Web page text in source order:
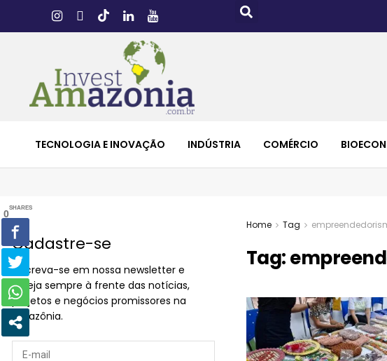
TECNOLOGIA E INOVAÇÃO INDÚSTRIA COMÉRCIO
Home Tag
Tag:
Cadastre-se
Inscreva-se em nossa newsletter e
esteja sempre à frente das notícias,
projetos e negócios promissores na
Amazônia.
0
SHARES